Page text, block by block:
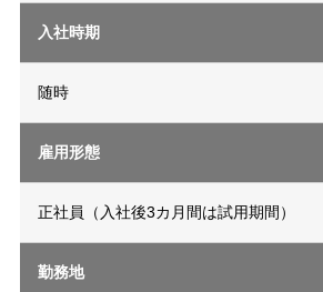
入社時期
随時
雇用形態
正社員（入社後3カ月間は試用期間）
勤務地